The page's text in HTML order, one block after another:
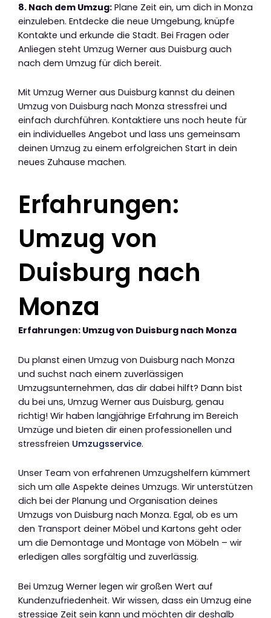
8. Nach dem Umzug: Plane Zeit ein, um dich in Monza
einzuleben. Entdecke die neue Umgebung, knüpfe
Kontakte und erkunde die Stadt. Bei Fragen oder
Anliegen steht Umzug Werner aus Duisburg auch
nach dem Umzug für dich bereit.
Mit Umzug Werner aus Duisburg kannst du deinen
Umzug von Duisburg nach Monza stressfrei und
einfach durchführen. Kontaktiere uns noch heute für
ein individuelles Angebot und lass uns gemeinsam
deinen Umzug zu einem erfolgreichen Start in dein
neues Zuhause machen.
Erfahrungen:
Umzug von
Duisburg nach
Monza
Erfahrungen: Umzug von Duisburg nach Monza
Du planst einen Umzug von Duisburg nach Monza
und suchst nach einem zuverlässigen
Umzugsunternehmen, das dir dabei hilft? Dann bist
du bei uns, Umzug Werner aus Duisburg, genau
richtig! Wir haben langjährige Erfahrung im Bereich
Umzüge und bieten dir einen professionellen und
stressfreien Umzugsservice.
Unser Team von erfahrenen Umzugshelfern kümmert
sich um alle Aspekte deines Umzugs. Wir unterstützen
dich bei der Planung und Organisation deines
Umzugs von Duisburg nach Monza. Egal, ob es um
den Transport deiner Möbel und Kartons geht oder
um die Demontage und Montage von Möbeln – wir
erledigen alles sorgfältig und zuverlässig.
Bei Umzug Werner legen wir großen Wert auf
Kundenzufriedenheit. Wir wissen, dass ein Umzug eine
stressige Zeit sein kann und möchten dir deshalb